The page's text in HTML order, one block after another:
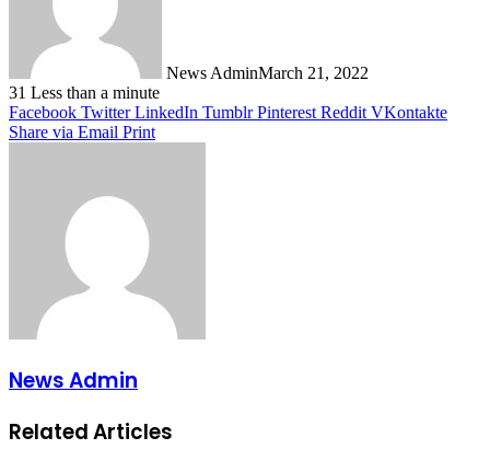
News AdminMarch 21, 2022
31 Less than a minute
Facebook Twitter LinkedIn Tumblr Pinterest Reddit VKontakte
Share via Email Print
News Admin
Related Articles